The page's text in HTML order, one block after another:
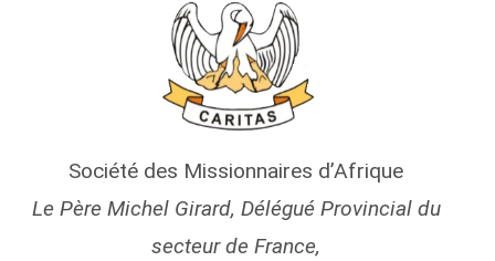
Société des Missionnaires d’Afrique
Le Père Michel Girard, Délégué Provincial du
secteur de France,